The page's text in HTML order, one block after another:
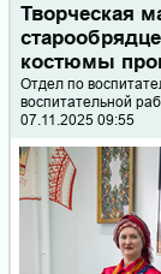
Творческая
костюмы
Отдел по
воспитательной
07.11.2025 09:55